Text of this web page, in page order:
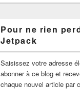
Pour ne rien
Jetpack
Saisissez votre adresse
abonner à ce blog et
chaque nouvel article par